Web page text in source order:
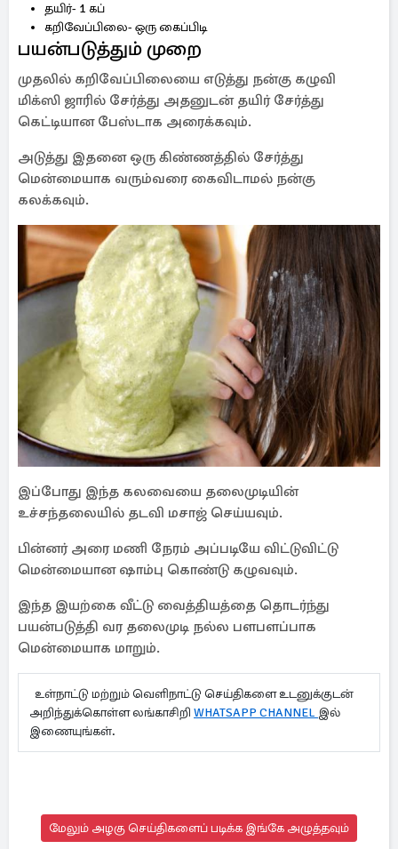
தயிர்- 1 கப்
கறிவேப்பிலை- ஒரு கைப்பிடி
பயன்படுத்தும் முறை
முதலில் கறிவேப்பிலையை எடுத்து நன்கு கழுவி
மிக்ஸி ஜாரில் சேர்த்து அதனுடன் தயிர் சேர்த்து
கெட்டியான பேஸ்டாக அரைக்கவும்.
அடுத்து இதனை ஒரு கிண்ணத்தில் சேர்த்து
மென்மையாக வரும்வரை கைவிடாமல் நன்கு
கலக்கவும்.
இப்போது இந்த கலவையை தலைமுடியின்
உச்சந்தலையில் தடவி மசாஜ் செய்யவும்.
பின்னர் அரை மணி நேரம் அப்படியே விட்டுவிட்டு
மென்மையான ஷாம்பு கொண்டு கழுவவும்.
இந்த இயற்கை வீட்டு வைத்தியத்தை தொடர்ந்து
பயன்படுத்தி வர தலைமுடி நல்ல பளபளப்பாக
மென்மையாக மாறும்.
உள்நாட்டு மற்றும் வெளிநாட்டு செய்திகளை உடனுக்குடன்
அறிந்துக்கொள்ள லங்காசிறி WHATSAPP CHANNEL இல்
இணையுங்கள்.
மேலும் அழகு செய்திகளைப் படிக்க இங்கே அழுத்தவும்